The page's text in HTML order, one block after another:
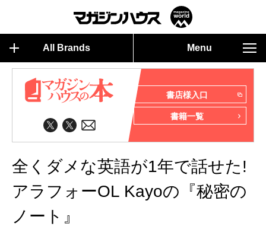
All Brands Menu
書店様入口
書籍一覧
全くダメな英語が1年で話せた!
アラフォーOL Kayoの『秘密の
ノート』